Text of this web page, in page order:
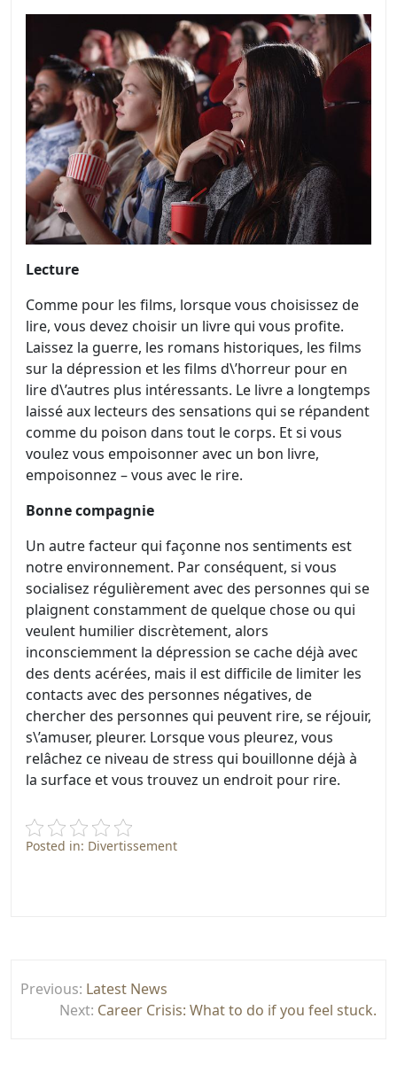
Lecture
Comme pour les films, lorsque vous choisissez de
lire, vous devez choisir un livre qui vous profite.
Laissez la guerre, les romans historiques, les films
sur la dépression et les films d\’horreur pour en
lire d\’autres plus intéressants. Le livre a longtemps
laissé aux lecteurs des sensations qui se répandent
comme du poison dans tout le corps. Et si vous
voulez vous empoisonner avec un bon livre,
empoisonnez – vous avec le rire.
Bonne compagnie
Un autre facteur qui façonne nos sentiments est
notre environnement. Par conséquent, si vous
socialisez régulièrement avec des personnes qui se
plaignent constamment de quelque chose ou qui
veulent humilier discrètement, alors
inconsciemment la dépression se cache déjà avec
des dents acérées, mais il est difficile de limiter les
contacts avec des personnes négatives, de
chercher des personnes qui peuvent rire, se réjouir,
s\’amuser, pleurer. Lorsque vous pleurez, vous
relâchez ce niveau de stress qui bouillonne déjà à
la surface et vous trouvez un endroit pour rire.
Posted in: Divertissement
navigation
Previous: Latest News
Next: Career Crisis: What to do if you feel stuck.